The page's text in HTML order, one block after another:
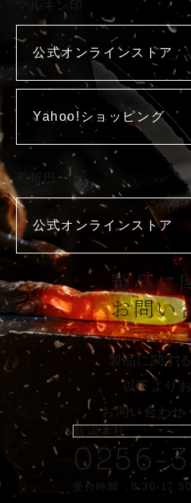
マルキン印
公式オンラインストア
Yahoo!ショッピング
庖斬巴
公式オンラインストア
製品に
お問い
製品に関す
以下より
お問い合わせ
新潟本社
0256-
受付時間 8:30-17:30